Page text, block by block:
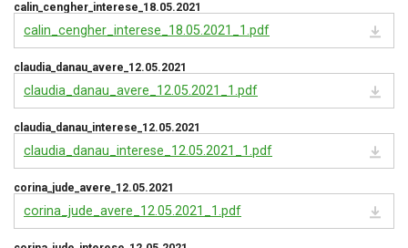
calin_cengher_interese_18.05.2021
calin_cengher_interese_18.05.2021_1.pdf
claudia_danau_avere_12.05.2021
claudia_danau_avere_12.05.2021_1.pdf
claudia_danau_interese_12.05.2021
claudia_danau_interese_12.05.2021_1.pdf
corina_jude_avere_12.05.2021
corina_jude_avere_12.05.2021_1.pdf